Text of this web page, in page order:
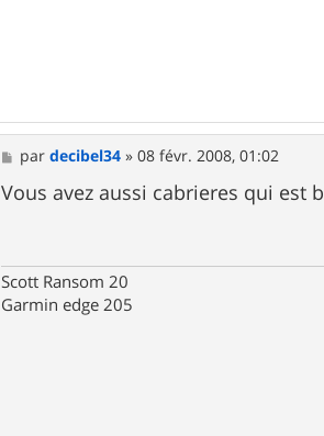
M
e
s
s
pardecibel34 »08 févr. 2008, 01:02
Vous avez aussi cabrieres qui est
Scott Ransom 20
Garmin edge 205